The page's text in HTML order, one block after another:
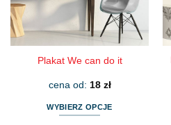
na
stronie
produktu
Plakat We can do it
cena od: 18 zł
WYBIERZ OPCJE